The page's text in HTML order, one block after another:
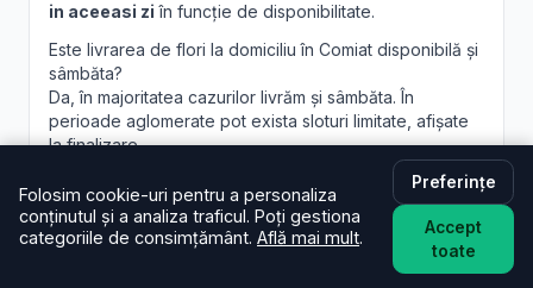
in aceeasi zi în funcție de disponibilitate.
Este livrarea de flori la domiciliu în Comiat disponibilă și
sâmbăta?
Da, în majoritatea cazurilor livrăm și sâmbăta. În
perioade aglomerate pot exista sloturi limitate, afișate
la finalizare.
Pot programa livrarea pentru o oră anume în Comiat?
Oferim intervale orare; pentru ore fixe încercăm să
acomodăm cererea, în funcție de traseul curierilor.
Pot adăuga un mesaj personalizat la buchet?
Folosim cookie-uri pentru a personaliza
conținutul și a analiza traficul. Poți gestiona
categoriile de consimțământ. Află mai mult.
Preferințe
Accept
toate